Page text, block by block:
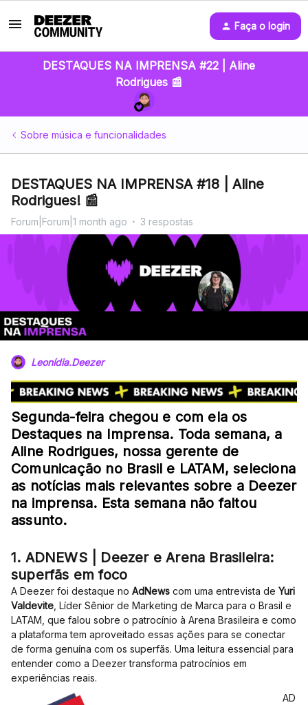
Faça o login
DESTAQUES NA IMPRENSA #22 | Aline
Rodrigues 📰
Sobre música e funcionalidades
DESTAQUES NA IMPRENSA #18 | Aline
Rodrigues! 📰
Forum|Forum|1 month ago 3 respostas
Leonídia.Deezer
Segunda-feira chegou e com ela os
Destaques na Imprensa. Toda semana, a
Aline Rodrigues, nossa gerente de
Comunicação no Brasil e LATAM, seleciona
as notícias mais relevantes sobre a Deezer
na imprensa. Esta semana não faltou
assunto.
1. ADNEWS | Deezer e Arena Brasileira:
superfãs em foco
A Deezer foi destaque no AdNews com uma entrevista de Yuri
Valdevite , Líder Sênior de Marketing de Marca para o Brasil e
LATAM, que falou sobre o patrocínio à Arena Brasileira e como
a plataforma tem aproveitado essas ações para se conectar
de forma genuína com os superfãs. Uma leitura essencial para
entender como a Deezer transforma patrocínios em
experiências reais.
AD